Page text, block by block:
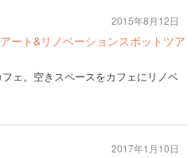
ート&リノベーションスポットツア
ェ。空きスペースをカフェにリノベ
2015年8月12日
2017年1月10日